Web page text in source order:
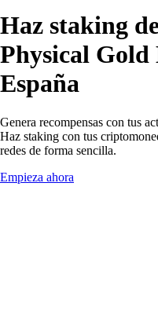
Haz staking
Physical Gold
España
Genera recompensas con tus
Haz staking con tus
redes de forma sencilla.
Empieza ahora